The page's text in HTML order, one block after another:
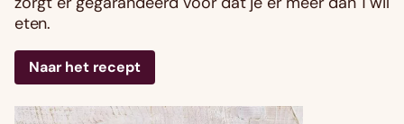
eten.
Naar het recept